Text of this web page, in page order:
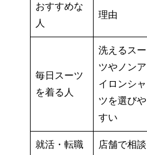
おすすめな
人
理由
毎日スーツ
を着る人
洗えるスー
ツやノンア
イロンシャ
ツを選びや
すい
就活・転職
店舗で相談